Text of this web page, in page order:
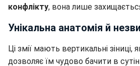
конфлікту, вона лише
Унікальна анатомія й
Ці змії мають вертикальні зіниці,
дозволяє їм чудово бачити в